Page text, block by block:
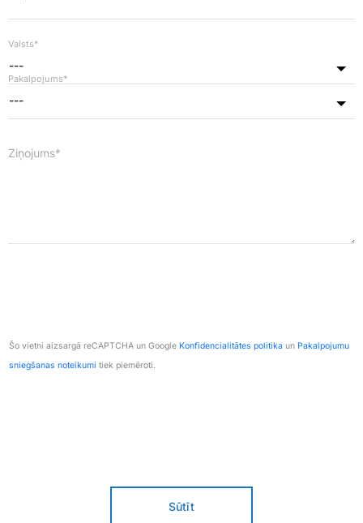
---
Valsts*
---
Pakalpojums*
Ziņojums*
Šo vietni aizsargā reCAPTCHA un Google Konfidencialitātes politika un Pakalpojumu
sniegšanas noteikumi tiek piemēroti.
Sūtīt